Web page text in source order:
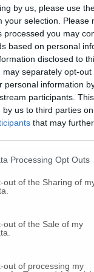
by us, please use
your selection. Please
processed you may
based on personal
disclosed to
may separately opt-
personal information
participants.
by us to third parties
that may
Processing Opt Outs
out of the Sharing of
out of the Sale of my
out of processing my
RISERVATA
Vai alla home
presente